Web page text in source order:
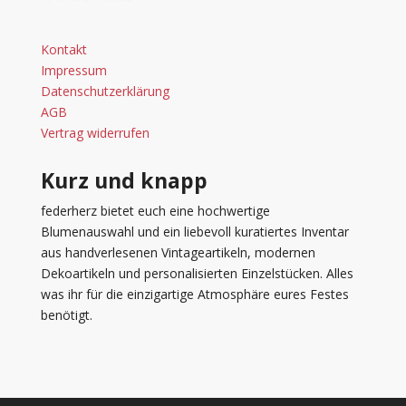
Kontakt
Impressum
Datenschutzerklärung
AGB
Vertrag widerrufen
Kurz und knapp
federherz bietet euch eine hochwertige
Blumenauswahl und ein liebevoll kuratiertes Inventar
aus handverlesenen Vintageartikeln, modernen
Dekoartikeln und personalisierten Einzelstücken. Alles
was ihr für die einzigartige Atmosphäre eures Festes
benötigt.